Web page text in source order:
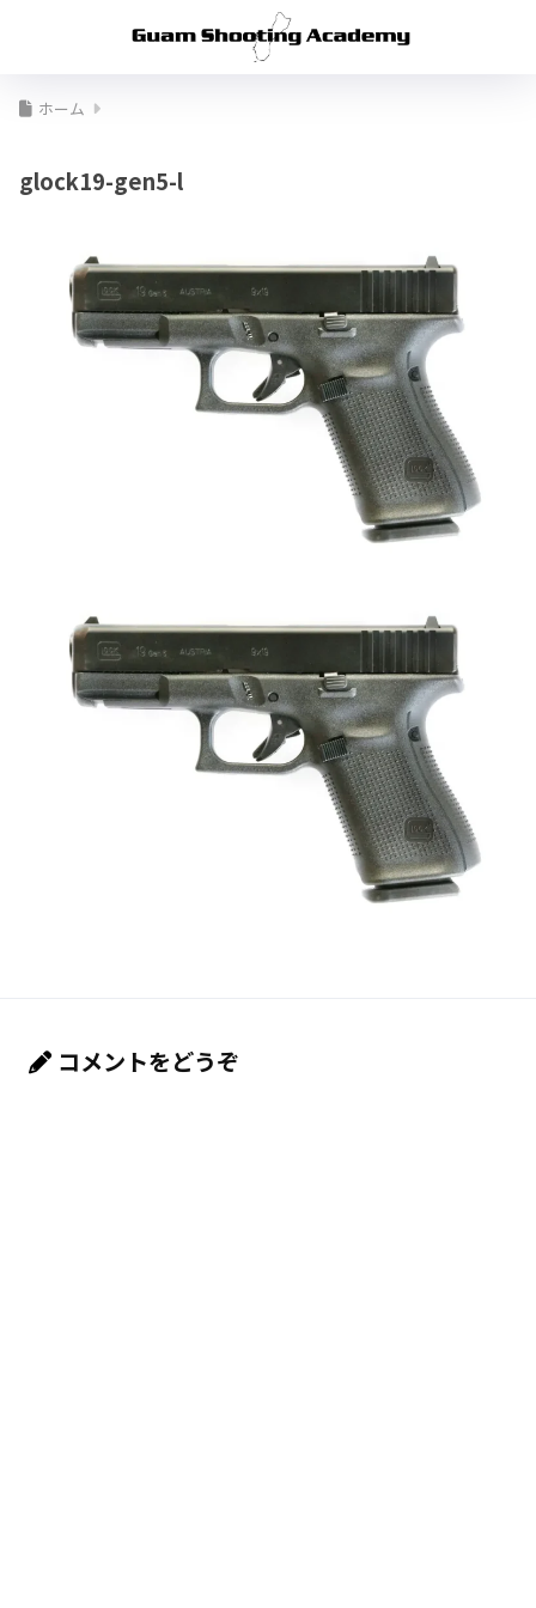
ホーム
glock19-gen5-l
コメントをどうぞ